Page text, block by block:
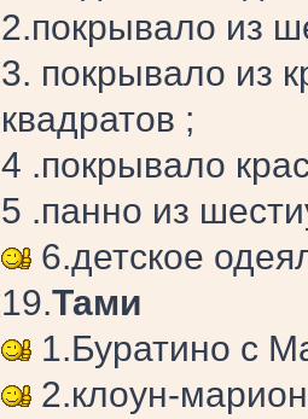
2.покрывало из
3. покрывало из
квадратов ;
4 .покрывало
5 .панно из
6.детское
19.Тами
1.Буратино с
2.клоун-